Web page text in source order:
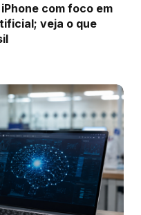
com foco em
veja o que